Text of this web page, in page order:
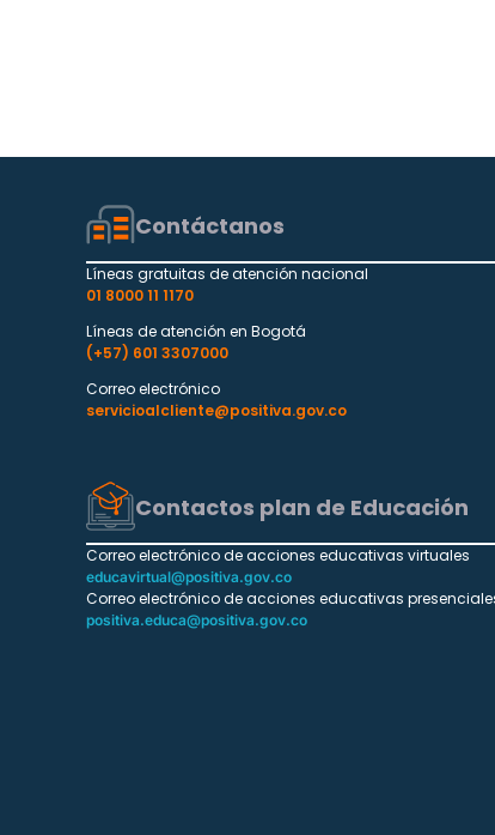
Contáctanos
Líneas gratuitas de atención nacional
01 8000 11 1170
Líneas de atención en Bogotá
(+57) 601 3307000
Correo electrónico
servicioalcliente@positiva.gov.co
Contactos plan de Educación
Correo electrónico de acciones educativas virtuales
educavirtual@positiva.gov.co
Correo electrónico de acciones educativas
positiva.educa@positiva.gov.co